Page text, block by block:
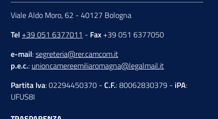
Viale Aldo Moro, 62 - 40127 Bologna
Tel +39 051 6377011 - Fax +39 051 6377050
e-mail:segreteria@rer.camcom.it
p.e.c.: unioncamereemiliaromagna@legalmail.it
Partita Iva: 02294450370 - C.F.: 80062830379 - iPA:
UFUS8I